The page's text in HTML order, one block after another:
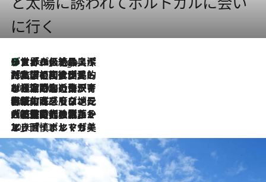
に行く
4 Hours Ago
リスボンの絶品スイーツ「パステル・デ・ナタ」とは？ポルトガル伝統の奥深い世界へ
2026.7.27
「私の祖国はポルトガル語です」国民的詩人フェルナンド・ペソアと、彼が愛した文学の街を歩く
2026.7.26
ポルトガル近海が育む極上の海の幸。キリリと冷えた白ワインと愉しむ、シーフード専門店の贅沢
2026.7.22
伝統の味をモダンに昇華。高感度な地元客が集う、リスボンの最旬ガストロノミー
2026.7.21
大航海時代の栄華から、震災、独裁、そして革命へ。ポルトガル・首都リスボンの石畳に刻まれた「歴史の光と影」
2026.7.13
エッセイ・ヤマザキマリ「慎ましくも美しき国 ポルトガル」